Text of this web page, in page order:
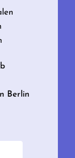
Berlin